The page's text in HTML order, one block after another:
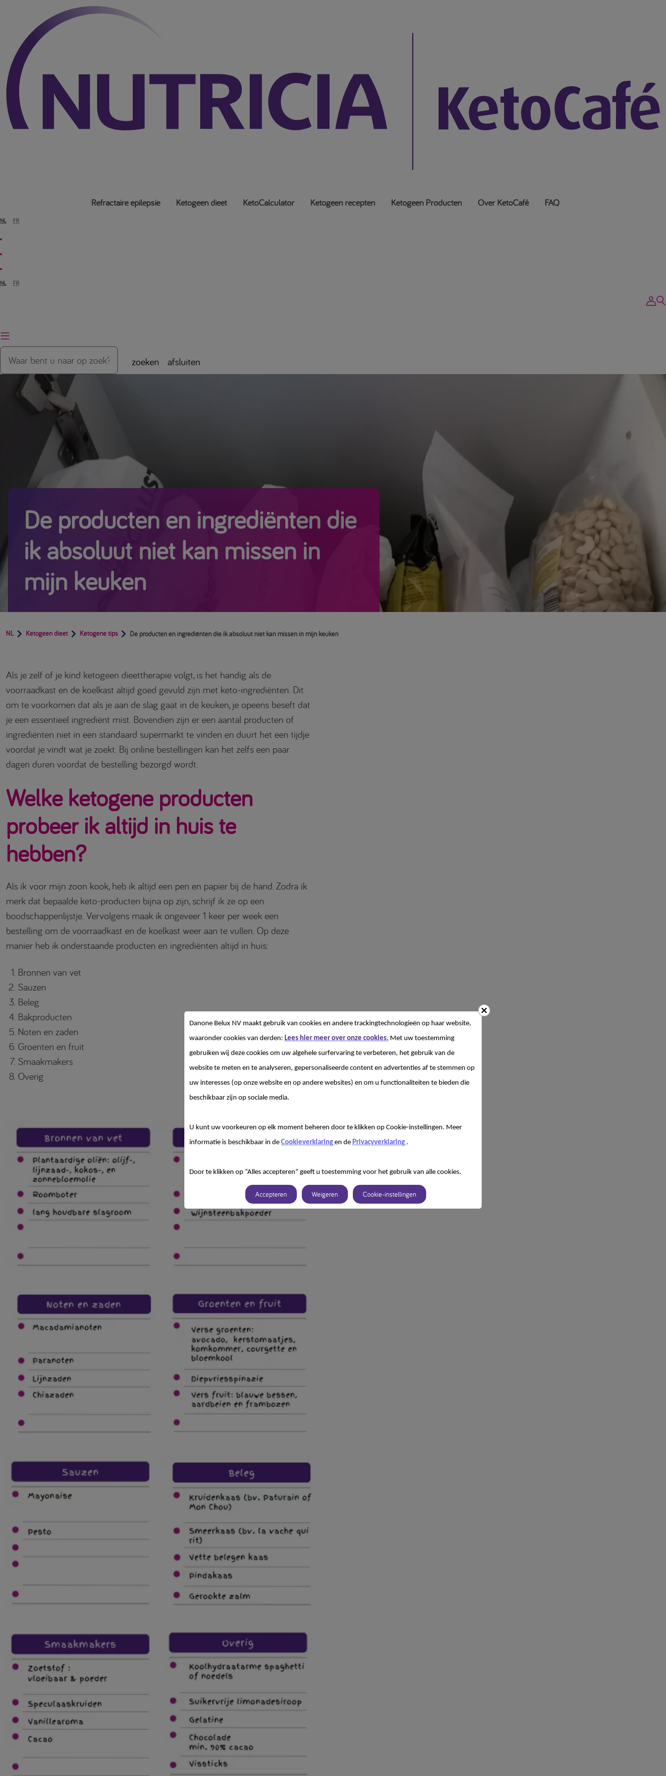
Refractaire epilepsie Ketogeen dieet KetoCalculator Ketogeen recepten Ketogeen Producten Over KetoCafé FAQ
NL FR
NL FR
zoeken afsluiten
De producten en ingrediënten die
ik absoluut niet kan missen in
mijn keuken
NL Ketogeen dieet Ketogene tips De producten en ingrediënten die ik absoluut niet kan missen in mijn keuken
Als je zelf of je kind ketogeen dieettherapie volgt, is het handig als de
voorraadkast en de koelkast altijd goed gevuld zijn met keto-ingrediënten. Dit
om te voorkomen dat als je aan de slag gaat in de keuken, je opeens beseft dat
je een essentieel ingrediënt mist. Bovendien zijn er een aantal producten of
ingrediënten niet in een standaard supermarkt te vinden en duurt het een tijdje
voordat je vindt wat je zoekt. Bij online bestellingen kan het zelfs een paar
dagen duren voordat de bestelling bezorgd wordt.
Welke ketogene producten
probeer ik altijd in huis te
hebben?
Als ik voor mijn zoon kook, heb ik altijd een pen en papier bij de hand. Zodra ik
merk dat bepaalde keto-producten bijna op zijn, schrijf ik ze op een
boodschappenlijstje. Vervolgens maak ik ongeveer 1 keer per week een
bestelling om de voorraadkast en de koelkast weer aan te vullen. Op deze
manier heb ik onderstaande producten en ingrediënten altijd in huis:
Bronnen van vet
Sauzen
Beleg
Bakproducten
Noten en zaden
Groenten en fruit
Smaakmakers
Overig
Danone Belux NV maakt gebruik van cookies en andere trackingtechnologieën op haar website,
waaronder cookies van derden: Lees hier meer over onze cookies. Met uw toestemming
gebruiken wij deze cookies om uw algehele surfervaring te verbeteren, het gebruik van de
website te meten en te analyseren, gepersonaliseerde content en advertenties af te stemmen op
uw interesses (op onze website en op andere websites) en om u functionaliteiten te bieden die
beschikbaar zijn op sociale media.
U kunt uw voorkeuren op elk moment beheren door te klikken op Cookie-instellingen. Meer
informatie is beschikbaar in de Cookieverklaring en de Privacyverklaring .
Door te klikken op “Alles accepteren” geeft u toestemming voor het gebruik van alle cookies.
Accepteren Weigeren Cookie-instellingen